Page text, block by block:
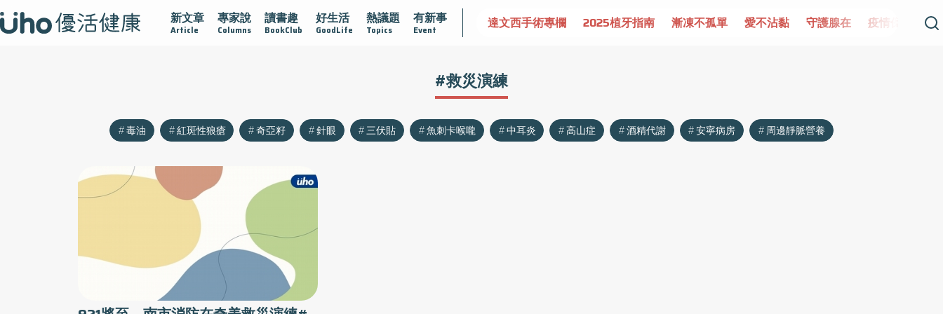
新文章
Article
專家說
Columns
讀書趣
BookClub
好生活
GoodLife
熱議題
Topics
有新事
Event
黏 守護腺在 疫情保衛戰 再生醫學 愛的未來視 認識攝護腺肥大 守護骨骼健康 達文西手術專欄 2025植牙指南 漸凍不孤單 愛不沾黏 守護腺在 疫情保衛戰
#救災演練
毒油 紅斑性狼瘡 奇亞籽 針眼 三伏貼 魚刺卡喉嚨 中耳炎 高山症 酒精代謝 安寧病房 周邊靜脈營養